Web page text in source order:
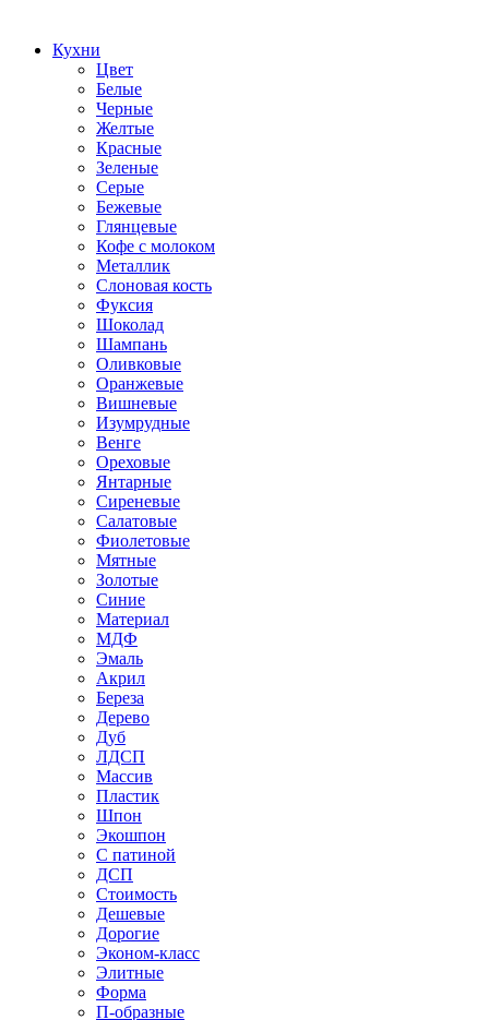
Кухни
Цвет
Белые
Черные
Желтые
Красные
Зеленые
Серые
Бежевые
Глянцевые
Кофе с молоком
Металлик
Слоновая кость
Фуксия
Шоколад
Шампань
Оливковые
Оранжевые
Вишневые
Изумрудные
Венге
Ореховые
Янтарные
Сиреневые
Салатовые
Фиолетовые
Мятные
Золотые
Синие
Материал
МДФ
Эмаль
Акрил
Береза
Дерево
Дуб
ЛДСП
Массив
Пластик
Шпон
Экошпон
С патиной
ДСП
Стоимость
Дешевые
Дорогие
Эконом-класс
Элитные
Форма
П-образные